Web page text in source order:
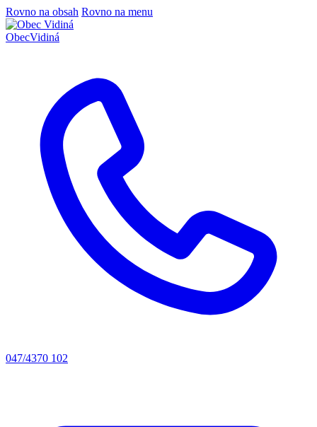
Rovno na obsah Rovno na menu
ObecVidiná
047/4370 102